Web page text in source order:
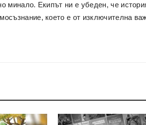
минало. Екипът ни е убеден, че
което е от изключителна